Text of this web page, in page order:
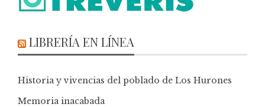
LIBRERÍA EN LÍNEA
Historia y vivencias del poblado de Los Hurones
Memoria inacabada